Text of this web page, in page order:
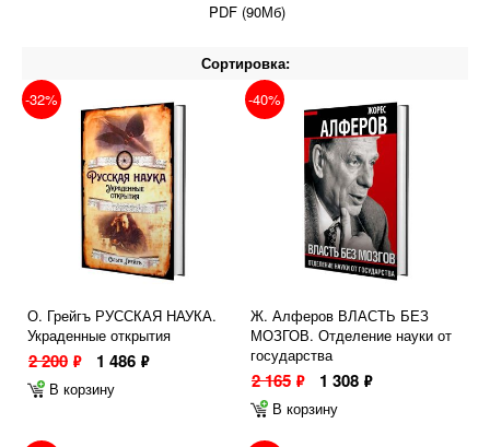
PDF (90Мб)
Сортировка:
-32%
О. Грейгъ РУССКАЯ НАУКА.
Украденные открытия
2 200 ф 1 486 ф
В корзину
-40%
Ж. Алферов ВЛАСТЬ БЕЗ
МОЗГОВ. Отделение науки от
государства
2 165 ф 1 308 ф
В корзину